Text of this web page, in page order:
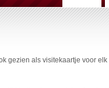
gezien als visitekaartje voor